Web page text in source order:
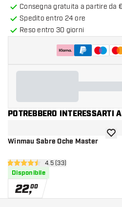
Consegna gratuita a partire da
Spedito entro 24 ore
Reso entro 30 giorni
POTREBBERO INTERESSARTI
Winmau Sabre Oche Master
apri pannello recensioni
4.5 stelle di valutazione
4.5 (33)
Disponibile
22,00